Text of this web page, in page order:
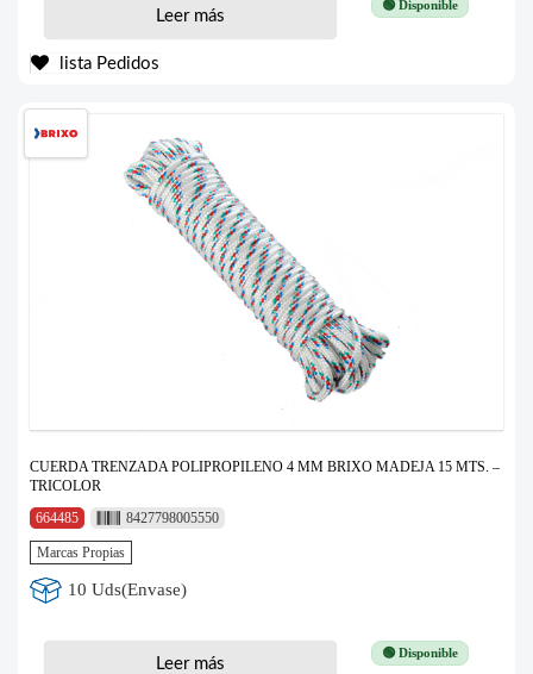
🟢 Disponible
Leer más
lista Pedidos
CUERDA TRENZADA POLIPROPILENO 4 MM BRIXO MADEJA 15 MTS. –
TRICOLOR
664485
8427798005550
Marcas Propias
10 Uds(Envase)
🟢 Disponible
Leer más